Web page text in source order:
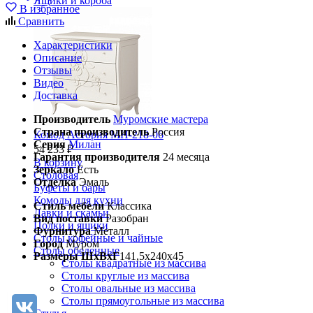
Комод Астория МН-218-06
54 233 ₽
В корзину
Столовая
Буфеты и бары
Комоды для кухни
Лавки и скамьи
Полки и ящики
Столы кофейные и чайные
Столы обеденные
Столы квадратные из массива
Столы круглые из массива
Столы овальные из массива
Столы прямоугольные из массива
В избранное
Сравнить
Характеристики
Описание
Отзывы
Видео
Доставка
Производитель Муромские мастера
Страна производитель Россия
Серия Милан
Гарантия производителя 24 месяца
Зеркало Есть
Отделка Эмаль
Стиль мебели Классика
Вид поставки Разобран
Фурнитура Металл
Город Муром
Размеры ШхВхГ141,5х240х45